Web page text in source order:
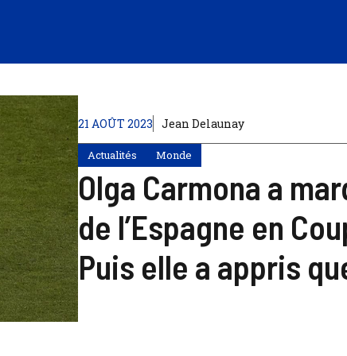
21 AOÛT 2023 Jean Delaunay
Actualités Monde
Olga Carmona a
de l’Espagne en
Puis elle a appris